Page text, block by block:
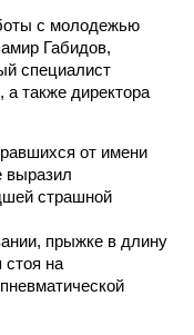
с молодежью
Габидов,
специалист
также директора
от имени
выразил
страшной
прыжке в длину
стоя на